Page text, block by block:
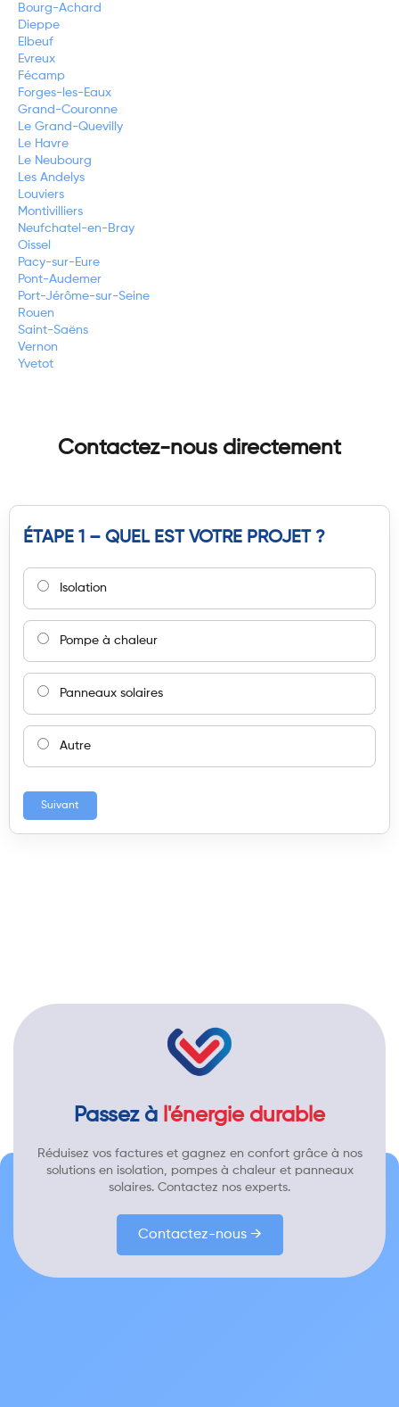
Bourg-Achard
Dieppe
Elbeuf
Evreux
Fécamp
Forges-les-Eaux
Grand-Couronne
Le Grand-Quevilly
Le Havre
Le Neubourg
Les Andelys
Louviers
Montivilliers
Neufchatel-en-Bray
Oissel
Pacy-sur-Eure
Pont-Audemer
Port-Jérôme-sur-Seine
Rouen
Saint-Saëns
Vernon
Yvetot
Contactez-nous directement
ÉTAPE 1 – QUEL EST VOTRE PROJET ?
Isolation
Pompe à chaleur
Panneaux solaires
Autre
Suivant
Passez à l'énergie durable
Réduisez vos factures et gagnez en confort grâce à nos
solutions en isolation, pompes à chaleur et panneaux
solaires. Contactez nos experts.
Contactez-nous →